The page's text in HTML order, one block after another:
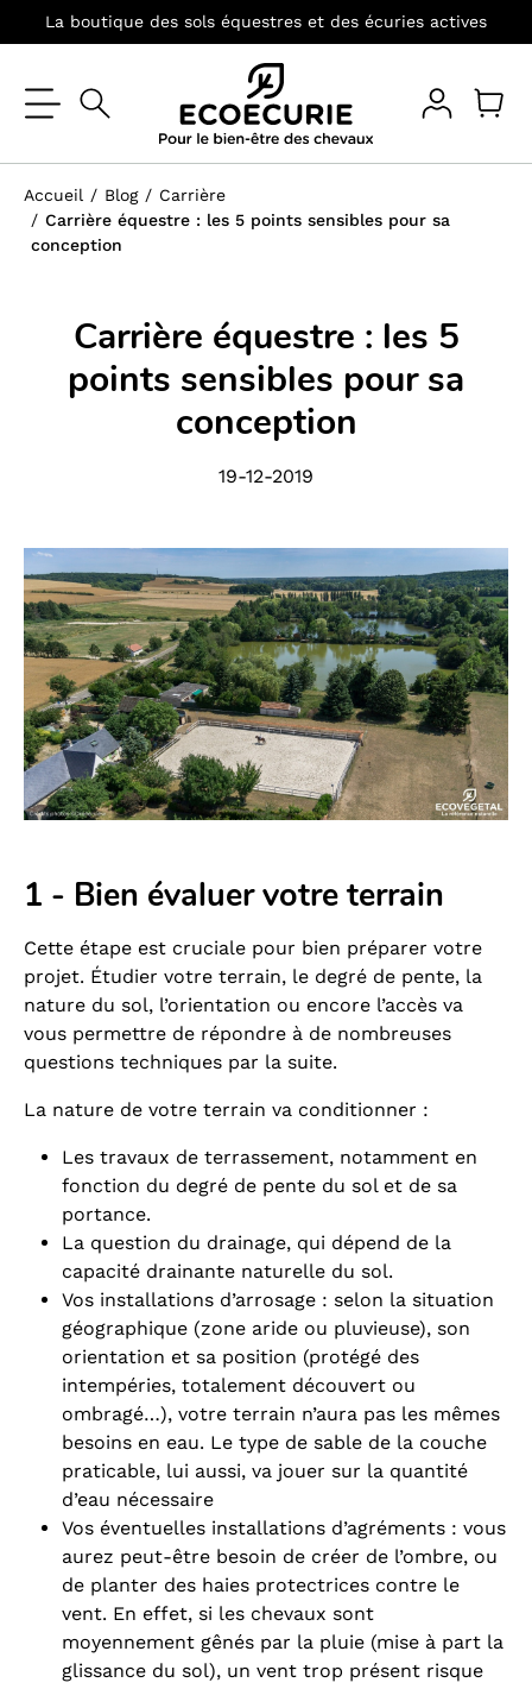
La boutique des sols équestres et des écuries actives
Accueil Blog
Carrière
Carrière équestre : les 5 points sensibles pour sa
conception
Carrière équestre : les 5
points sensibles pour sa
conception
19-12-2019
1 - Bien évaluer votre terrain
Cette étape est cruciale pour bien préparer votre
projet. Étudier votre terrain, le degré de pente, la
nature du sol, l’orientation ou encore l’accès va
vous permettre de répondre à de nombreuses
questions techniques par la suite.
La nature de votre terrain va conditionner :
Les travaux de terrassement, notamment en
fonction du degré de pente du sol et de sa
portance.
La question du drainage, qui dépend de la
capacité drainante naturelle du sol.
Vos installations d’arrosage : selon la situation
géographique (zone aride ou pluvieuse), son
orientation et sa position (protégé des
intempéries, totalement découvert ou
ombragé…), votre terrain n’aura pas les mêmes
besoins en eau. Le type de sable de la couche
praticable, lui aussi, va jouer sur la quantité
d’eau nécessaire
Vos éventuelles installations d’agréments : vous
aurez peut-être besoin de créer de l’ombre, ou
de planter des haies protectrices contre le
vent. En effet, si les chevaux sont
moyennement gênés par la pluie (mise à part la
glissance du sol), un vent trop présent risque